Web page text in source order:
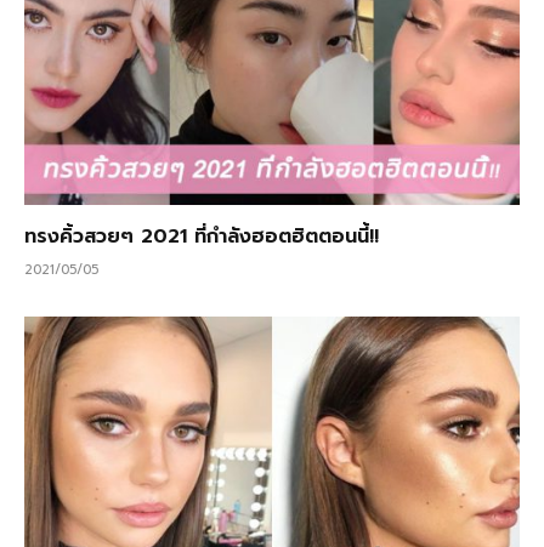
ทรงคิ้วสวยๆ 2021 ที่กำลังฮอตฮิตตอนนี้!!
2021/05/05